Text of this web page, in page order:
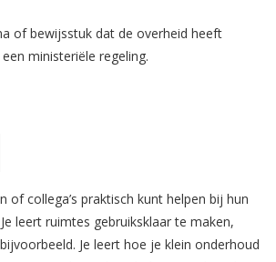
of bewijsstuk dat de overheid heeft
ministeriële regeling.
of collega’s praktisch kunt helpen bij hun
leert ruimtes gebruiksklaar te maken,
Je leert hoe je klein onderhoud